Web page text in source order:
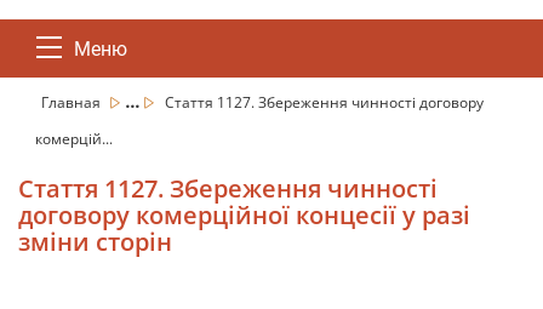
Меню
Главная ...
Стаття 1127. Збереження чинності договору
комерцій...
Стаття 1127. Збереження чинності
договору комерційної концесії у разі
зміни сторін